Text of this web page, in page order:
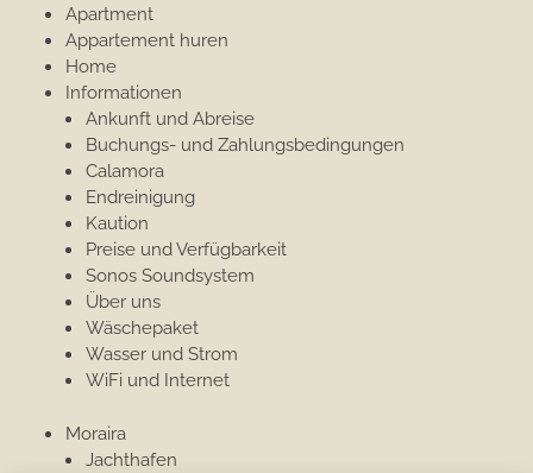
Apartment
Appartement huren
Home
Informationen
Ankunft und Abreise
Buchungs- und Zahlungsbedingungen
Calamora
Endreinigung
Kaution
Preise und Verfügbarkeit
Sonos Soundsystem
Über uns
Wäschepaket
Wasser und Strom
WiFi und Internet
Moraira
Jachthafen